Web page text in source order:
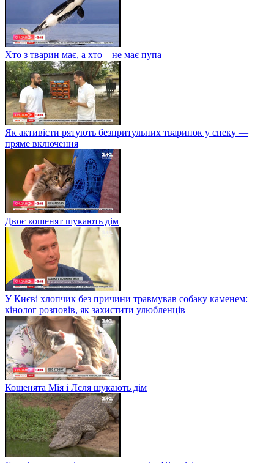
Хто з тварин має, а хто – не має пупа
Як активісти рятують безпритульних тваринок у спеку —
пряме включення
Двоє кошенят шукають дім
У Києві хлопчик без причини травмував собаку каменем:
кінолог розповів, як захистити улюбленців
Кошенята Мія і Лєля шукають дім